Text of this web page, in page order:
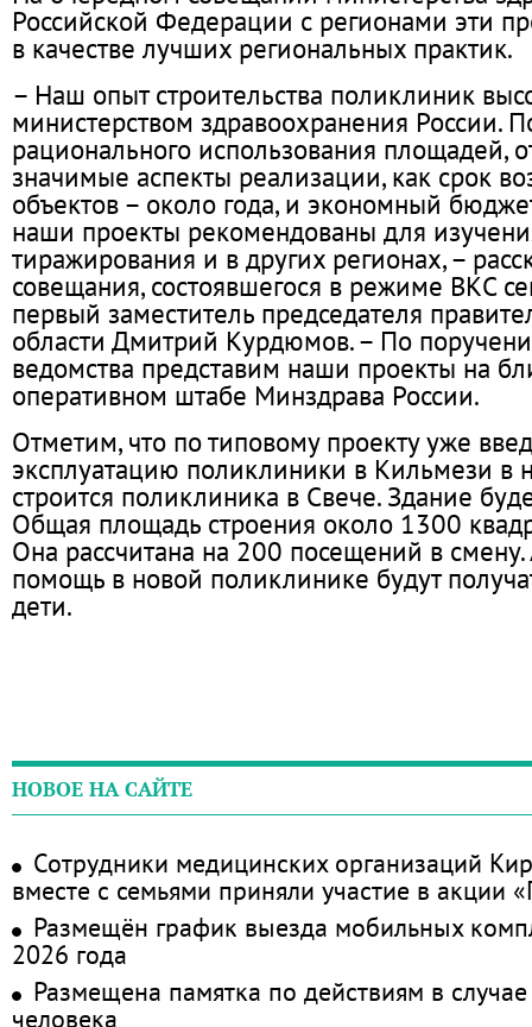
Российской Федерации с регионами эти
в качестве лучших региональных практик.
– Наш опыт строительства поликлиник
министерством здравоохранения России.
рационального использования площадей,
значимые аспекты реализации, как срок
объектов – около года, и экономный
наши проекты рекомендованы для
тиражирования и в других регионах, –
совещания, состоявшегося в режиме ВКС
первый заместитель председателя
области Дмитрий Курдюмов. – По
ведомства представим наши проекты на
оперативном штабе Минздрава России.
Отметим, что по типовому проекту уже
эксплуатацию поликлиники в Кильмези в
строится поликлиника в Свече. Здание
Общая площадь строения около 1300
Она рассчитана на 200 посещений в
помощь в новой поликлинике будут
дети.
НОВОЕ НА САЙТЕ
Сотрудники медицинских организаций
вместе с семьями приняли участие в акции
Размещён график выезда мобильных
2026 года
Размещена памятка по действиям в
человека